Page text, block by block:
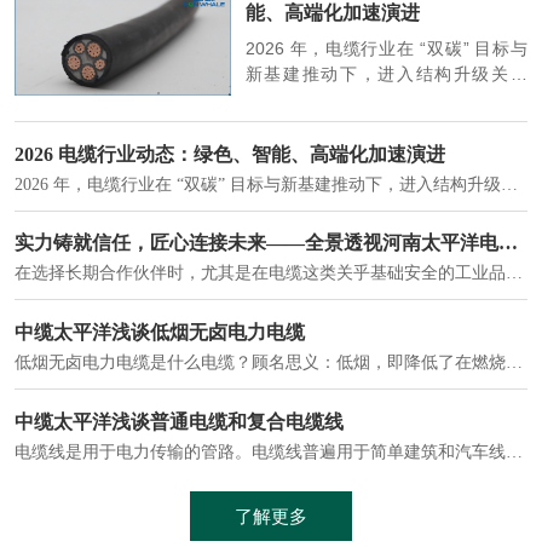
能、高端化加速演进
2026 年，电缆行业在 “双碳” 目标与
新基建推动下，进入结构升级关键
大清晰趋势，市场格局持续优化。
2026 电缆行业动态：绿色、智能、高端化加速演进
实力铸就信任，匠心连接未来——全景透视河南太平洋电缆厂
在选择长期合作伙伴时，尤其是在电缆这类关乎基础安全的工业品上，供应商的“内在实力”远比一纸报价单更重要。今天，我们邀请您“云参观”河南太平洋电缆厂，透过每一个细节，看我们如何将“可靠”二字，铸入每一米电缆。
中缆太平洋浅谈低烟无卤电力电缆
低烟无卤电力电缆是什么电缆？顾名思义：低烟，即降低了在燃烧时有害物体的产生；卤素对于人体来说是一种有毒气体，无卤就是没有毒气体的释放，通常是针对电缆遇火灾时而言的。低烟无卤电力电缆又可以称之为环保电缆，低烟无卤电缆大多数用于医院和对环境卫生要求比较严格的地方。
中缆太平洋浅谈普通电缆和复合电缆线
电缆线是用于电力传输的管路。电缆线普遍用于简单建筑和汽车线材，作为能源输送缆线，电缆线的复杂结构勿庸置疑。根据目标功能，电缆线具有以下一些特点：建筑用和车用线材要求轻质、大批量生产、价格低廉、具有相当的电学和力学性能和长时间的耐老化性能；工业用线材必须具有符合客户要求的性能；
了解更多